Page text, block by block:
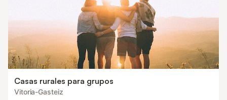
Casas rurales para grupos
Vitoria-Gasteiz